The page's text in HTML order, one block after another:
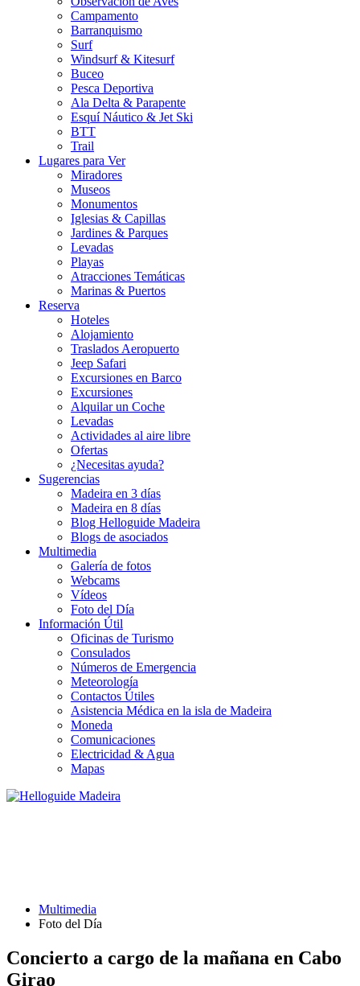
Campamento
Barranquismo
Surf
Windsurf & Kitesurf
Buceo
Pesca Deportiva
Ala Delta & Parapente
Esquí Náutico & Jet Ski
BTT
Trail
Lugares para Ver
Miradores
Museos
Monumentos
Iglesias & Capillas
Jardines & Parques
Levadas
Playas
Atracciones Temáticas
Marinas & Puertos
Reserva
Hoteles
Alojamiento
Traslados Aeropuerto
Jeep Safari
Excursiones en Barco
Excursiones
Alquilar un Coche
Levadas
Actividades al aire libre
Ofertas
¿Necesitas ayuda?
Sugerencias
Madeira en 3 días
Madeira en 8 días
Blog Helloguide Madeira
Blogs de asociados
Multimedia
Galería de fotos
Webcams
Vídeos
Foto del Día
Información Útil
Oficinas de Turismo
Consulados
Números de Emergencia
Meteorología
Contactos Útiles
Asistencia Médica en la isla de Madeira
Moneda
Comunicaciones
Electricidad & Agua
Mapas
Multimedia
Foto del Día
Concierto a cargo de la mañana en Cabo
Girao